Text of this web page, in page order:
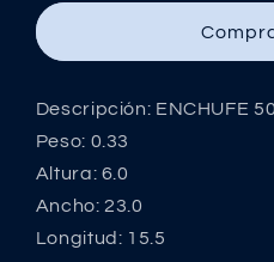
TIERRA
Descripción: ENCHUFE
Peso: 0.33
Altura: 6.0
Ancho: 23.0
Longitud: 15.5